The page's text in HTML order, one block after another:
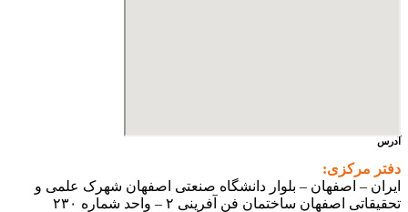
آدرس
دفتر مرکزی:
ایران – اصفهان – بلوار دانشگاه صنعتی اصفهان شهرک علمی و
تحقیقاتی اصفهان ساختمان فن آفرینی ۲ – واحد شماره ۲۳۰